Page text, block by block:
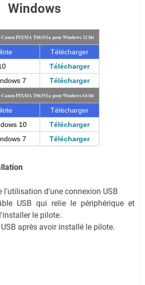
Windows
PIXMA TS6351a pour Windows 32 bit
Télécharger
Télécharger
7
Télécharger
PIXMA TS6351a pour Windows 64 bit
Télécharger
10
Télécharger
7
Télécharger
l'utilisation d'une connexion USB
USB qui relie le périphérique et
le pilote.
après avoir installé le pilote.